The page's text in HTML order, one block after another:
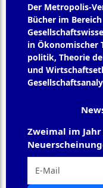
Der Metropolis-
Bücher im
in Ökonomischer
politik, Theorie
und
Zweimal im